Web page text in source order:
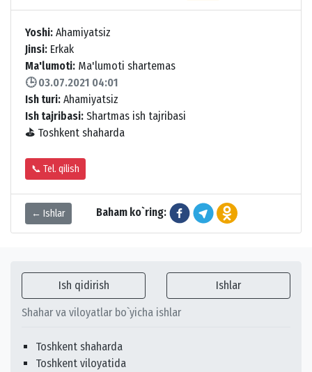
Yoshi: Ahamiyatsiz
Jinsi: Erkak
Ma'lumoti: Ma'lumoti shartemas
🕒 03.07.2021 04:01
Ish turi: Ahamiyatsiz
Ish tajribasi: Shartmas ish tajribasi
⛳ Toshkent shaharda
📞 Tel. qilish
← Ishlar Baham ko`ring:
Ish qidirish Ishlar
Shahar va viloyatlar bo`yicha ishlar
Toshkent shaharda
Toshkent viloyatida